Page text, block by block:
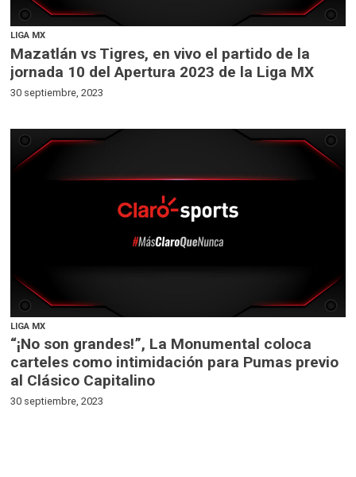
LIGA MX
Mazatlán vs Tigres, en vivo el partido de la
jornada 10 del Apertura 2023 de la Liga MX
30 septiembre, 2023
LIGA MX
“¡No son grandes!”, La Monumental coloca
carteles como intimidación para Pumas previo
al Clásico Capitalino
30 septiembre, 2023